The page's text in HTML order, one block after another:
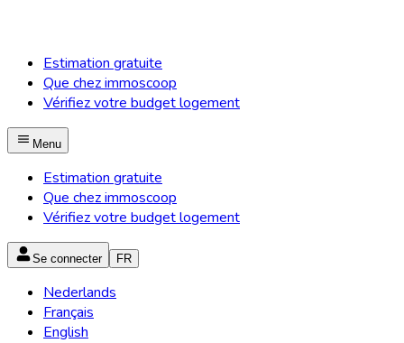
Estimation gratuite
Que chez immoscoop
Vérifiez votre budget logement
Menu
Estimation gratuite
Que chez immoscoop
Vérifiez votre budget logement
Se connecter FR
Nederlands
Français
English